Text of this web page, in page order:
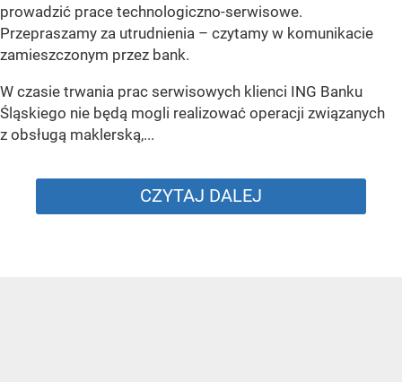
prowadzić prace technologiczno-serwisowe.
Przepraszamy za utrudnienia – czytamy w komunikacie
zamieszczonym przez bank.
W czasie trwania prac serwisowych klienci ING Banku
Śląskiego nie będą mogli realizować operacji związanych
z obsługą maklerską,...
CZYTAJ DALEJ